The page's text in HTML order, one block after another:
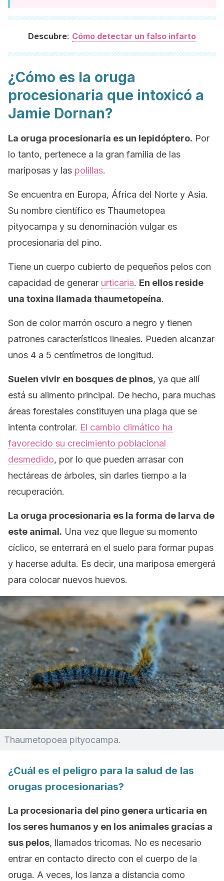
Descubre: Cómo detectar un falso infarto
¿Cómo es la oruga
procesionaria que intoxicó a
Jamie Dornan?
La oruga procesionaria es un lepidóptero. Por
lo tanto, pertenece a la gran familia de las
mariposas y las polillas.
Se encuentra en Europa, África del Norte y Asia.
Su nombre científico es Thaumetopea
pityocampa y su denominación vulgar es
procesionaria del pino.
Tiene un cuerpo cubierto de pequeños pelos con
capacidad de generar urticaria. En ellos reside
una toxina llamada thaumetopeína.
Son de color marrón oscuro a negro y tienen
patrones característicos lineales. Pueden alcanzar
unos 4 a 5 centímetros de longitud.
Suelen vivir en bosques de pinos, ya que allí
está su alimento principal. De hecho, para muchas
áreas forestales constituyen una plaga que se
intenta controlar. El cambio climático ha
favorecido su crecimiento poblacional
desmedido, por lo que pueden arrasar con
hectáreas de árboles, sin darles tiempo a la
recuperación.
La oruga procesionaria es la forma de larva de
este animal. Una vez que llegue su momento
cíclico, se enterrará en el suelo para formar pupas
y hacerse adulta. Es decir, una mariposa emergerá
para colocar nuevos huevos.
Thaumetopoea pityocampa.
¿Cuál es el peligro para la salud de las
orugas procesionarias?
La procesionaria del pino genera urticaria en
los seres humanos y en los animales gracias a
sus pelos, llamados tricomas. No es necesario
entrar en contacto directo con el cuerpo de la
oruga. A veces, los lanza a distancia como